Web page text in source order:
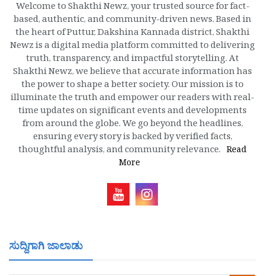
Welcome to Shakthi Newz, your trusted source for fact-
based, authentic, and community-driven news. Based in
the heart of Puttur, Dakshina Kannada district, Shakthi
Newz is a digital media platform committed to delivering
truth, transparency, and impactful storytelling. At
Shakthi Newz, we believe that accurate information has
the power to shape a better society. Our mission is to
illuminate the truth and empower our readers with real-
time updates on significant events and developments
from around the globe. We go beyond the headlines,
ensuring every story is backed by verified facts,
thoughtful analysis, and community relevance. Read
More
ಸುದ್ದಿಗಾಗಿ ಜಾಲಾಡು